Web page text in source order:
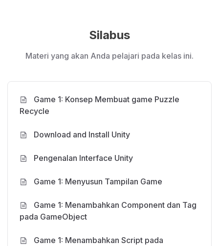
Silabus
Materi yang akan Anda pelajari pada kelas ini.
Game 1: Konsep Membuat game Puzzle
Recycle
Download and Install Unity
Pengenalan Interface Unity
Game 1: Menyusun Tampilan Game
Game 1: Menambahkan Component dan Tag
pada GameObject
Game 1: Menambahkan Script pada